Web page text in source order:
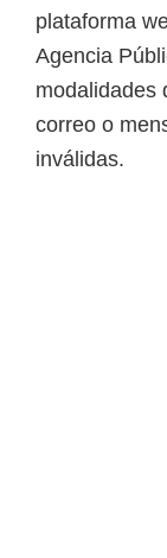
é
i
plataforma
Agencia
modalidades
correo o
inválidas.